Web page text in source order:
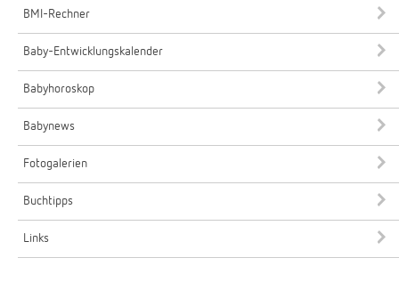
BMI-Rechner
Baby-Entwicklungskalender
Babyhoroskop
Babynews
Fotogalerien
Buchtipps
Links